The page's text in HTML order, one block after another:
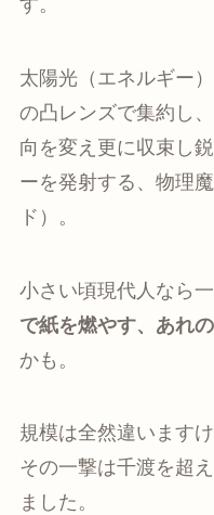
太陽光（エネルギー
の凸レンズで集約し
向を変え更に収束し
ーを発射する、物理
ド）。
小さい頃現代人なら
で紙を燃やす、あれ
かも。
規模は全然違いますけ
その一撃は千渡を超
ました。